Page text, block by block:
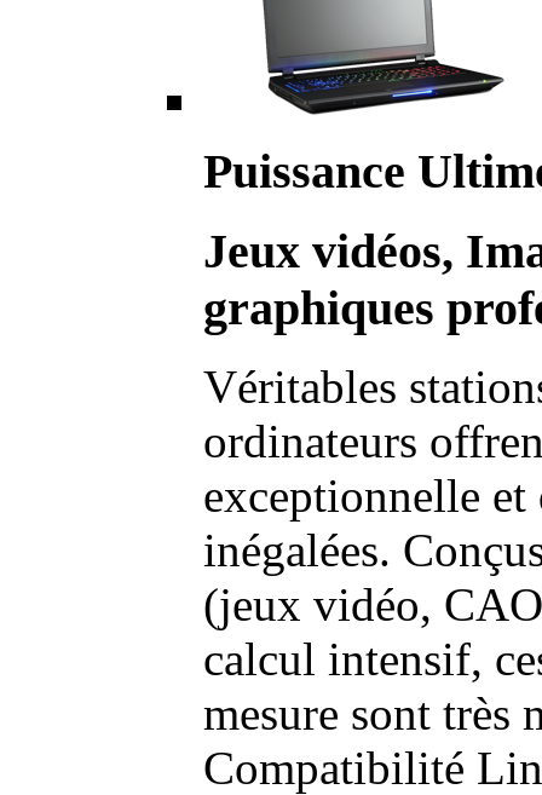
Puissance
Jeux vidéos,
graphiques
Véritables
ordinateurs
exceptionnelle et
inégalées.
(jeux vidéo,
calcul intensif,
mesure sont très
Compatibilité